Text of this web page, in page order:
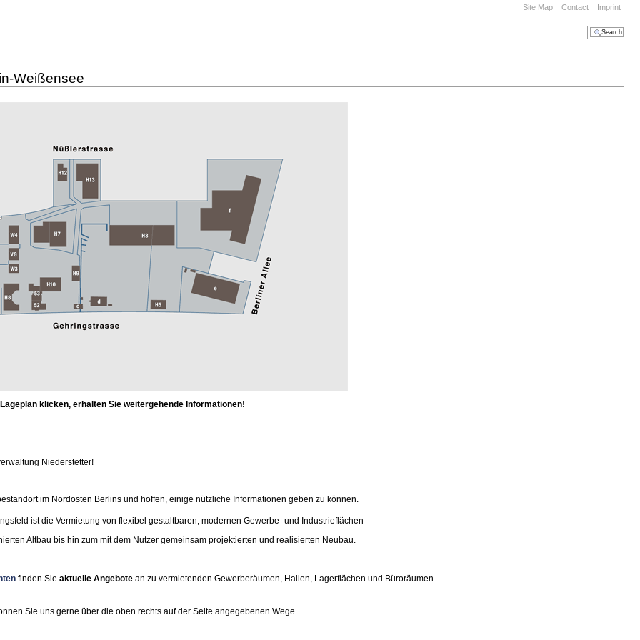
Site Map Contact Imprint
Search Site
Weißensee
klicken, erhalten Sie weitergehende Informationen!
Niederstetter!
im Nordosten Berlins und hoffen, einige nützliche Informationen geben zu können.
ist die Vermietung von flexibel gestaltbaren, modernen Gewerbe- und Industrieflächen
Altbau bis hin zum mit dem Nutzer gemeinsam projektierten und realisierten Neubau.
finden Sie aktuelle Angebotean zu vermietenden Gewerberäumen, Hallen, Lagerflächen und Büroräumen.
Sie uns gerne über die oben rechts auf der Seite angegebenen Wege.